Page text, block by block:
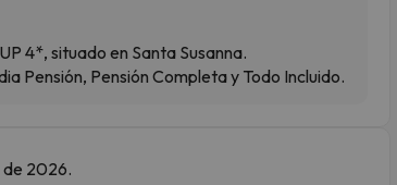
4*, situado en Santa Susanna.
Pensión, Pensión Completa y Todo Incluido.
de 2026.